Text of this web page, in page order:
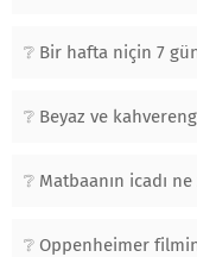
Bir hafta niçin 7
Beyaz ve
Matbaanın icadı
Oppenheimer